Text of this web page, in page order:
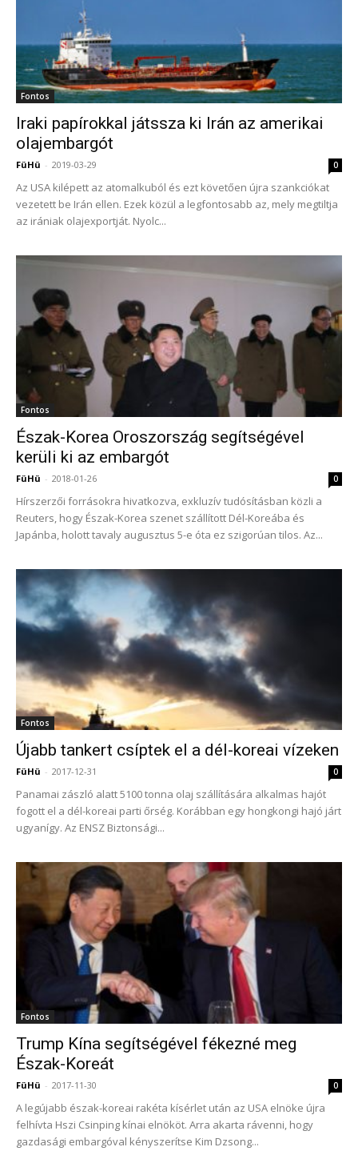
Fontos
Iraki papírokkal játssza ki Irán az amerikai
olajembargót
FüHü - 2019-03-29 0
Az USA kilépett az atomalkuból és ezt követően újra szankciókat
vezetett be Irán ellen. Ezek közül a legfontosabb az, mely megtiltja
az irániak olajexportját. Nyolc...
Fontos
Észak-Korea Oroszország segítségével
kerüli ki az embargót
FüHü - 2018-01-26 0
Hírszerzői forrásokra hivatkozva, exkluzív tudósításban közli a
Reuters, hogy Észak-Korea szenet szállított Dél-Koreába és
Japánba, holott tavaly augusztus 5-e óta ez szigorúan tilos. Az...
Fontos
Újabb tankert csíptek el a dél-koreai vízeken
FüHü - 2017-12-31 0
Panamai zászló alatt 5100 tonna olaj szállítására alkalmas hajót
fogott el a dél-koreai parti őrség. Korábban egy hongkongi hajó járt
ugyanígy. Az ENSZ Biztonsági...
Fontos
Trump Kína segítségével fékezné meg
Észak-Koreát
FüHü - 2017-11-30 0
A legújabb észak-koreai rakéta kísérlet után az USA elnöke újra
felhívta Hszi Csinping kínai elnököt. Arra akarta rávenni, hogy
gazdasági embargóval kényszerítse Kim Dzsong...